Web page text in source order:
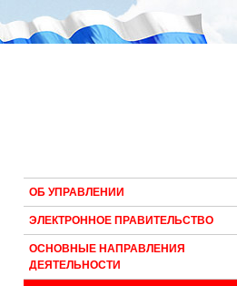
ОБ УПРАВЛЕНИИ
ЭЛЕКТРОННОЕ ПРАВИТЕЛЬСТВО
ОСНОВНЫЕ НАПРАВЛЕНИЯ
ДЕЯТЕЛЬНОСТИ